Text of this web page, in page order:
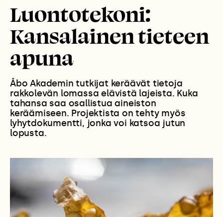
Luontotekoni:
Kansalainen tieteen
apuna
Åbo Akademin tutkijat keräävät tietoja
rakkolevän lomassa elävistä lajeista. Kuka
tahansa saa osallistua aineiston
keräämiseen. Projektista on tehty myös
lyhytdokumentti, jonka voi katsoa jutun
lopusta.